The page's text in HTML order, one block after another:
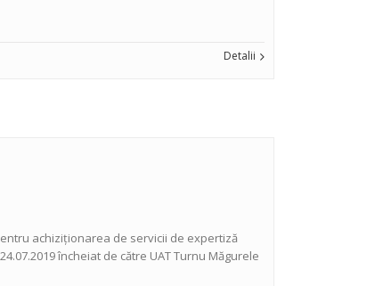
Detalii
achiziționarea de servicii de expertiză
încheiat de către UAT Turnu Măgurele